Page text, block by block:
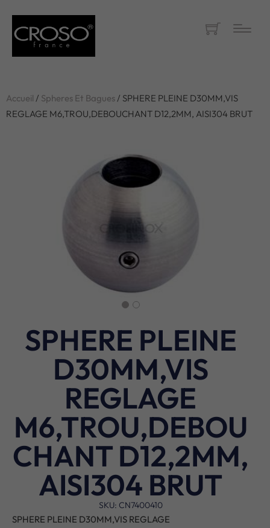
Accueil / Spheres Et Bagues/ SPHERE PLEINE D30MM,VIS
REGLAGE M6,TROU,DEBOUCHANT D12,2MM, AISI304 BRUT
SPHERE PLEINE
D30MM,VIS
REGLAGE
M6,TROU,DEBOU
CHANT D12,2MM,
AISI304 BRUT
SKU: CN7400410
SPHERE PLEINE D30MM,VIS REGLAGE